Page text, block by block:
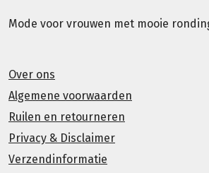
Mode voor vrouwen met mooie
Over ons
Algemene voorwaarden
Ruilen en retourneren
Privacy & Disclaimer
Verzendinformatie